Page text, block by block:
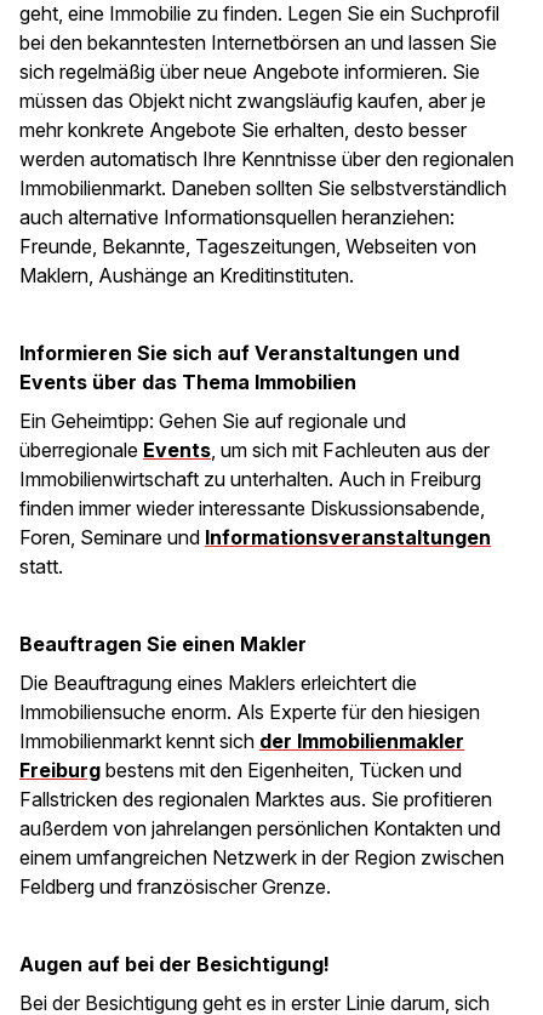
geht, eine Immobilie zu finden. Legen Sie ein Suchprofil
bei den bekanntesten Internetbörsen an und lassen Sie
sich regelmäßig über neue Angebote informieren. Sie
müssen das Objekt nicht zwangsläufig kaufen, aber je
mehr konkrete Angebote Sie erhalten, desto besser
werden automatisch Ihre Kenntnisse über den regionalen
Immobilienmarkt. Daneben sollten Sie selbstverständlich
auch alternative Informationsquellen heranziehen:
Freunde, Bekannte, Tageszeitungen, Webseiten von
Maklern, Aushänge an Kreditinstituten.
Informieren Sie sich auf Veranstaltungen und
Events über das Thema Immobilien
Ein Geheimtipp: Gehen Sie auf regionale und
überregionale Events, um sich mit Fachleuten aus der
Immobilienwirtschaft zu unterhalten. Auch in Freiburg
finden immer wieder interessante Diskussionsabende,
Foren, Seminare und Informationsveranstaltungen
statt.
Beauftragen Sie einen Makler
Die Beauftragung eines Maklers erleichtert die
Immobiliensuche enorm. Als Experte für den hiesigen
Immobilienmarkt kennt sich der Immobilienmakler
Freiburg bestens mit den Eigenheiten, Tücken und
Fallstricken des regionalen Marktes aus. Sie profitieren
außerdem von jahrelangen persönlichen Kontakten und
einem umfangreichen Netzwerk in der Region zwischen
Feldberg und französischer Grenze.
Augen auf bei der Besichtigung!
Bei der Besichtigung geht es in erster Linie darum, sich